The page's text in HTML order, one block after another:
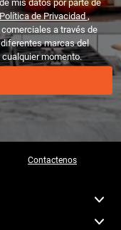
mis datos por parte de
Política de Privacidad,
a través de
marcas del
momento.
Contactenos